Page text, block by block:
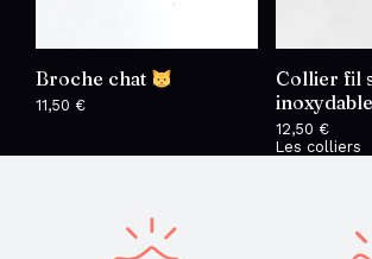
Broche chat
11,50 €
Collier fil
inoxydable
12,50 €
Les colliers